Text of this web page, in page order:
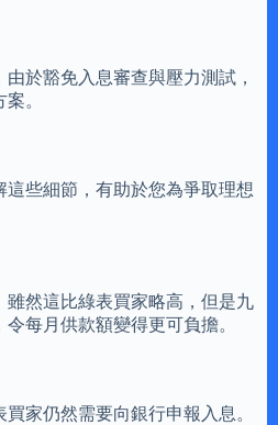
於豁免入息審查與壓力測試，
。
些細節，有助於您為爭取理想
然這比綠表買家略高，但是九
每月供款額變得更可負擔。
家仍然需要向銀行申報入息。